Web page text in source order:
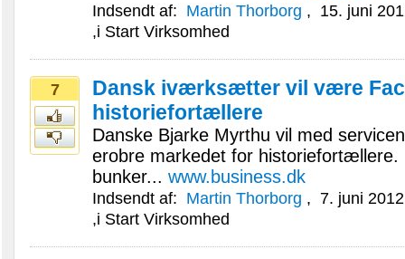
Indsendt af: Martin Thorborg , 15. juni
,i Start Virksomhed
7
Dansk iværksætter vil være
historiefortællere
Danske Bjarke Myrthu vil med
erobre markedet for historiefortællere.
bunker... www.business.dk
Indsendt af: Martin Thorborg , 7. juni
,i Start Virksomhed